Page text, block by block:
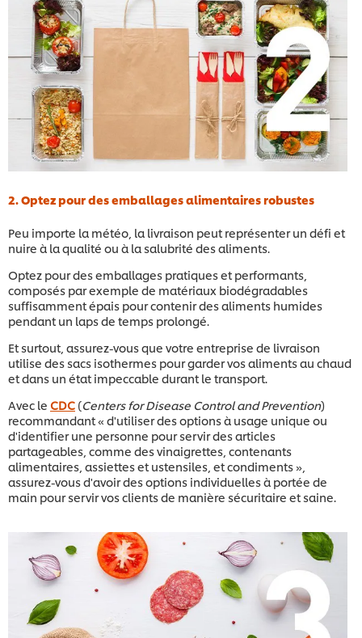
2. Optez pour des emballages alimentaires robustes
Peu importe la météo, la livraison peut représenter un défi et
nuire à la qualité ou à la salubrité des aliments.
Optez pour des emballages pratiques et performants,
composés par exemple de matériaux biodégradables
suffisamment épais pour contenir des aliments humides
pendant un laps de temps prolongé.
Et surtout, assurez-vous que votre entreprise de livraison
utilise des sacs isothermes pour garder vos aliments au chaud
et dans un état impeccable durant le transport.
Avec le CDC (Centers for Disease Control and Prevention)
recommandant « d'utiliser des options à usage unique ou
d'identifier une personne pour servir des articles
partageables, comme des vinaigrettes, contenants
alimentaires, assiettes et ustensiles, et condiments »,
assurez-vous d'avoir des options individuelles à portée de
main pour servir vos clients de manière sécuritaire et saine.